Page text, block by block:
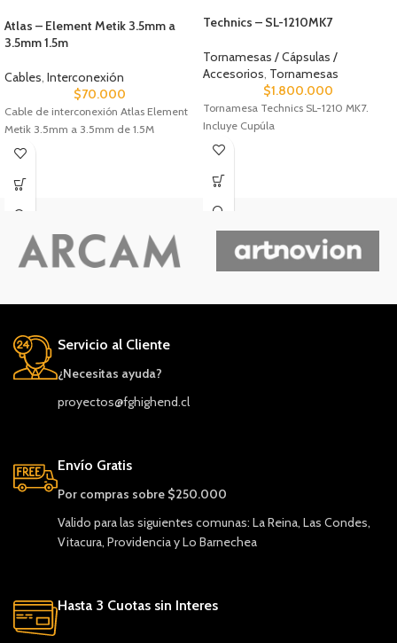
Atlas – Element Metik 3.5mm a
3.5mm 1.5m
Cables, Interconexión
$70.000
Cable de interconexión Atlas Element
Metik 3.5mm a 3.5mm de 1.5M
Technics – SL-1210MK7
Tornamesas / Cápsulas /
Accesorios, Tornamesas
$1.800.000
Tornamesa Technics SL-1210 MK7.
Incluye Cupúla
Servicio al Cliente
¿Necesitas ayuda?
proyectos@fghighend.cl
Envío Gratis
Por compras sobre $250.000
Valido para las siguientes comunas: La Reina, Las Condes,
Vitacura, Providencia y Lo Barnechea
Hasta 3 Cuotas sin Interes